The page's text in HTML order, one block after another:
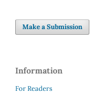
Make a Submission
Information
For Readers